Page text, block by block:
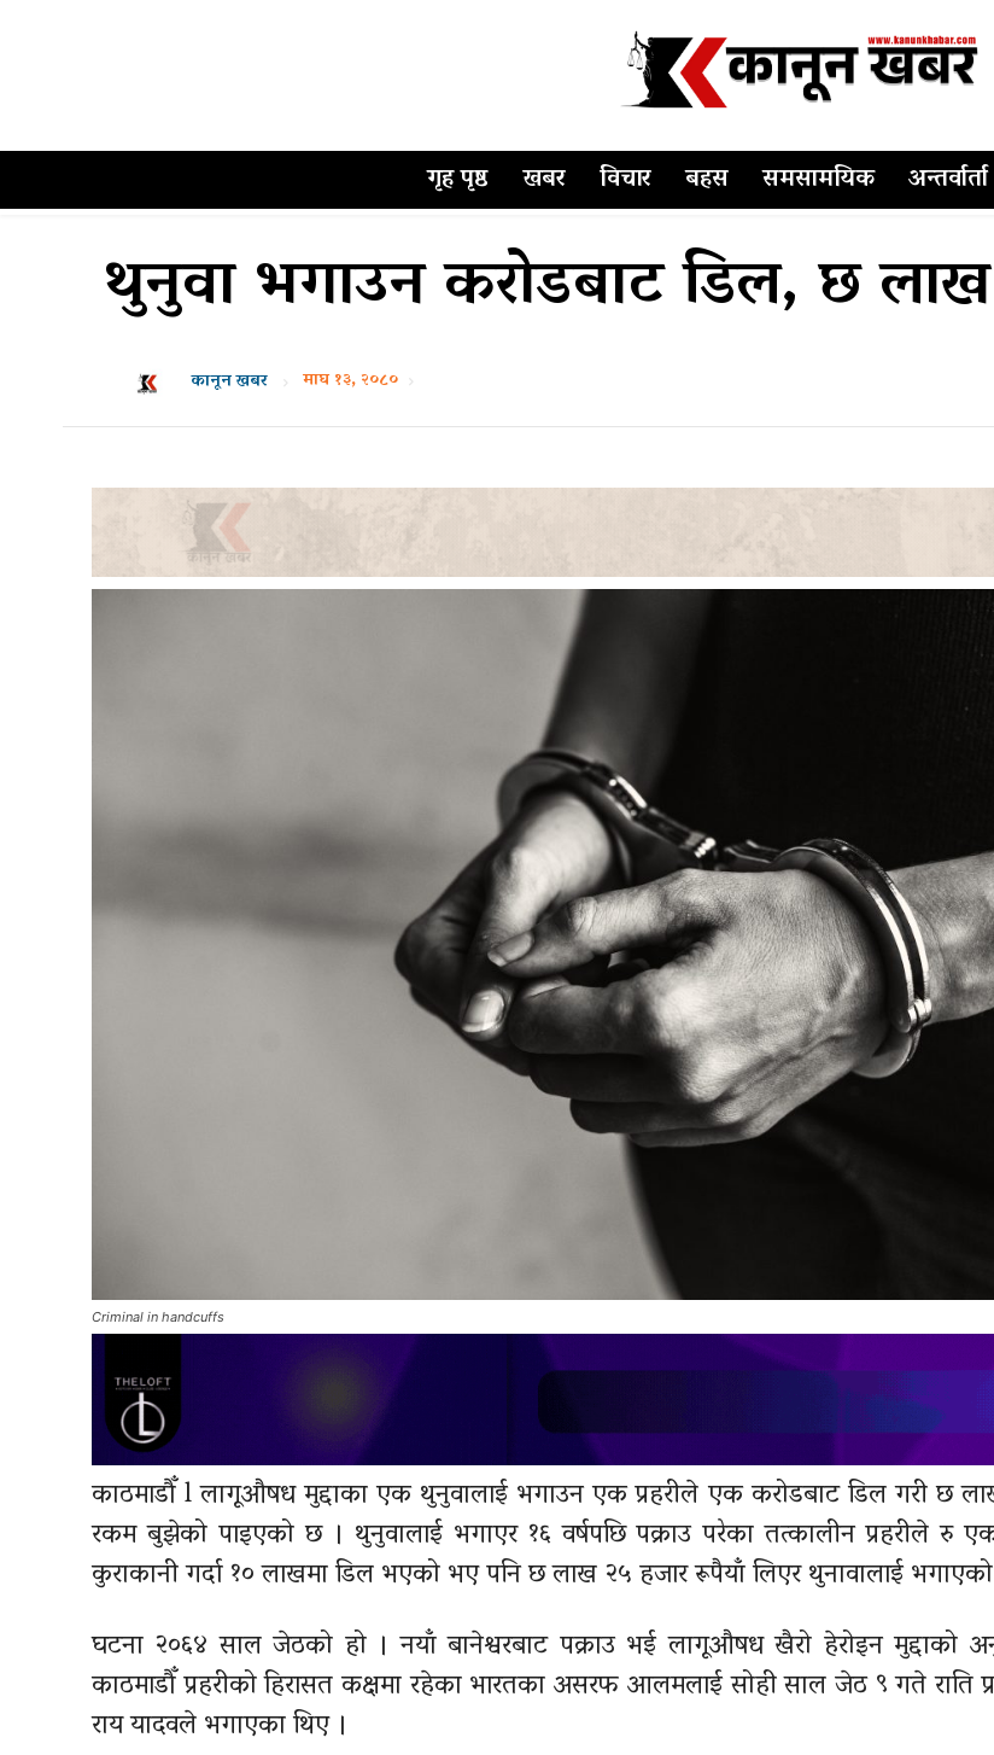
गृह पृष्ठ खबर विचार बहस समसामयिक अन्तर्वार्ता
थुनुवा भगाउन करोडबाट डिल, छ
कानून खबर माघ १३, २०८०
Criminal in handcuffs
काठमाडौँ l लागूऔषध मुद्दाका एक थुनुवालाई भगाउन एक प्रहरीले एक करोडबाट डिल गरी छ
रकम बुझेको पाइएको छ । थुनुवालाई भगाएर १६ वर्षपछि पक्राउ परेका तत्कालीन प्रहरीले रु
कुराकानी गर्दा १० लाखमा डिल भएको भए पनि छ लाख २५ हजार रूपैयाँ लिएर थुनावालाई
घटना २०६४ साल जेठको हो । नयाँ बानेश्वरबाट पक्राउ भई लागूऔषध खैरो हेरोइन मुद्दाको
काठमाडौँ प्रहरीको हिरासत कक्षमा रहेका भारतका असरफ आलमलाई सोही साल जेठ ९ गते राति
राय यादवले भगाएका थिए ।